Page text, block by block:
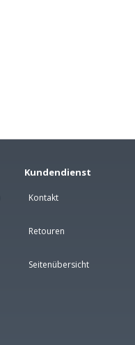
Kundendienst
Kontakt
Retouren
Seitenübersicht